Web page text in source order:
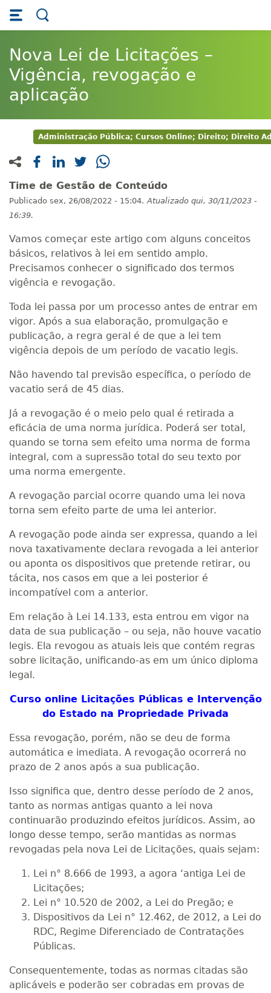
Skip main navigation
Skip to main content
Nova Lei de Licitações –
Vigência, revogação e
aplicação
Administração Pública; Cursos Online; Direito; Direito
Time de Gestão de Conteúdo
Publicado sex, 26/08/2022 - 15:04. Atualizado qui, 30/11/2023 -
16:39.
Vamos começar este artigo com alguns conceitos
básicos, relativos à lei em sentido amplo.
Precisamos conhecer o significado dos termos
vigência e revogação.
Toda lei passa por um processo antes de entrar em
vigor. Após a sua elaboração, promulgação e
publicação, a regra geral é de que a lei tem
vigência depois de um período de vacatio legis.
Não havendo tal previsão específica, o período de
vacatio será de 45 dias.
Já a revogação é o meio pelo qual é retirada a
eficácia de uma norma jurídica. Poderá ser total,
quando se torna sem efeito uma norma de forma
integral, com a supressão total do seu texto por
uma norma emergente.
A revogação parcial ocorre quando uma lei nova
torna sem efeito parte de uma lei anterior.
A revogação pode ainda ser expressa, quando a lei
nova taxativamente declara revogada a lei anterior
ou aponta os dispositivos que pretende retirar, ou
tácita, nos casos em que a lei posterior é
incompatível com a anterior.
Em relação à Lei 14.133, esta entrou em vigor na
data de sua publicação – ou seja, não houve vacatio
legis. Ela revogou as atuais leis que contém regras
sobre licitação, unificando-as em um único diploma
legal.
Curso online Licitações Públicas e Intervenção
do Estado na Propriedade Privada
Essa revogação, porém, não se deu de forma
automática e imediata. A revogação ocorrerá no
prazo de 2 anos após a sua publicação.
Isso significa que, dentro desse período de 2 anos,
tanto as normas antigas quanto a lei nova
continuarão produzindo efeitos jurídicos. Assim, ao
longo desse tempo, serão mantidas as normas
revogadas pela nova Lei de Licitações, quais sejam:
Lei n° 8.666 de 1993, a agora ‘antiga Lei de
Licitações;
Lei n° 10.520 de 2002, a Lei do Pregão; e
Dispositivos da Lei n° 12.462, de 2012, a Lei do
RDC, Regime Diferenciado de Contratações
Públicas.
Consequentemente, todas as normas citadas são
aplicáveis e poderão ser cobradas em provas de